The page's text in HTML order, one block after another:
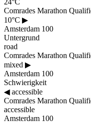
Comrades Marathon
10°C ▶
Amsterdam 100
Untergrund
road
Comrades Marathon
mixed ▶
Amsterdam 100
Schwierigkeit
◀accessible
Comrades Marathon
accessible
Amsterdam 100